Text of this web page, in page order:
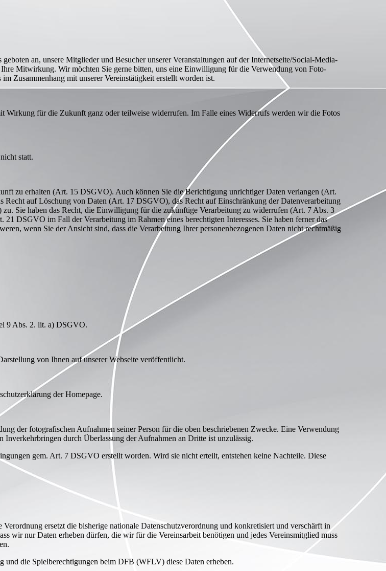
an, unsere Mitglieder und Besucher unserer Veranstaltungen auf der Internetseite/Social-Media-
Mitwirkung. Wir möchten Sie gerne bitten, uns eine Einwilligung für die Verwendung von Foto-
Zusammenhang mit unserer Vereinstätigkeit erstellt worden ist.
für die Zukunft ganz oder teilweise widerrufen. Im Falle eines Widerrufs werden wir die Fotos
statt.
zu erhalten (Art. 15 DSGVO). Auch können Sie die Berichtigung unrichtiger Daten verlangen (Art.
Recht auf Löschung von Daten (Art. 17 DSGVO), das Recht auf Einschränkung der Datenverarbeitung
Sie haben das Recht, die Einwilligung für die zukünftige Verarbeitung zu widerrufen (Art. 7 Abs. 3
DSGVO im Fall der Verarbeitung im Rahmen eines berechtigten Interesses. Sie haben ferner das
wenn Sie der Ansicht sind, dass die Verarbeitung Ihrer personenbezogenen Daten nicht rechtmäßig
9 Abs. 2. lit. a) DSGVO.
von Ihnen auf unserer Webseite veröffentlicht.
der Homepage.
der fotografischen Aufnahmen seiner Person für die oben beschriebenen Zwecke. Eine Verwendung
durch Überlassung der Aufnahmen an Dritte ist unzulässig.
gem. Art. 7 DSGVO erstellt worden. Wird sie nicht erteilt, entstehen keine Nachteile. Diese
ersetzt die bisherige nationale Datenschutzverordnung und konkretisiert und verschärft in
wir nur Daten erheben dürfen, die wir für die Vereinsarbeit benötigen und jedes Vereinsmitglied muss
die Spielberechtigungen beim DFB (WFLV) diese Daten erheben.